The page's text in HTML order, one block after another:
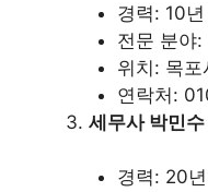
경력: 10년
전문 분야:
위치: 목
연락처:
세무사 박민수
경력: 20년